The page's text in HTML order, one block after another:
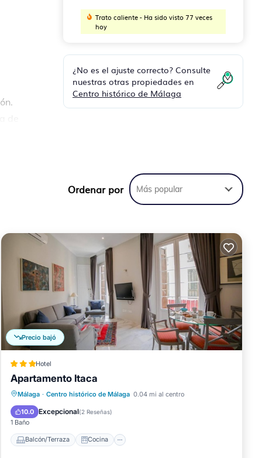
Trato caliente - Ha sido visto 77 veces
hoy
¿No es el ajuste correcto? Consulte
nuestras otras propiedades en
Centro histórico de Málaga
Ordenar por Más popular
Precio bajó
Hotel
Apartamento Itaca
Málaga · Centro histórico de Málaga 0.04 mi al centro
10.0 Excepcional(2 Reseñas)
1 Baño
Balcón/Terraza Cocina
Balcón/Terraza
Cocina
Aire acondicionado